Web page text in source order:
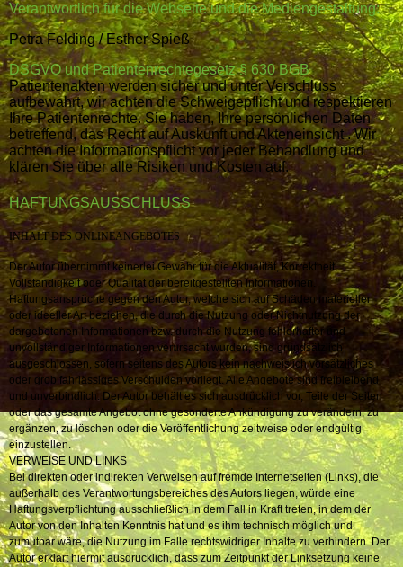
Verantwortlich für die Webseite und die Mediengestaltung:
Petra Felding / Esther Spieß
DSGVO und Patientenrechtegesetz § 630 BGB
Patientenakten werden sicher und unter Verschluss
aufbewahrt, wir achten die Schweigepflicht und respektieren
Ihre Patientenrechte. Sie haben, Ihre persönlichen Daten
betreffend, das Recht auf Auskunft und Akteneinsicht . Wir
achten die Informationspflicht vor jeder Behandlung und
klären Sie über alle Risiken und Kosten auf.
HAFTUNGSAUSSCHLUSS
INHALT DES ONLINEANGEBOTES
Der Autor übernimmt keinerlei Gewähr für die Aktualität, Korrektheit,
Vollständigkeit oder Qualität der bereitgestellten Informationen.
Haftungsansprüche gegen den Autor, welche sich auf Schäden materieller
oder ideeller Art beziehen, die durch die Nutzung oder Nichtnutzung der
dargebotenen Informationen bzw. durch die Nutzung fehlerhafter und
unvollständiger Informationen verursacht wurden, sind grundsätzlich
ausgeschlossen, sofern seitens des Autors kein nachweislich vorsätzliches
oder grob fahrlässiges Verschulden vorliegt. Alle Angebote sind freibleibend
und unverbindlich. Der Autor behält es sich ausdrücklich vor, Teile der Seiten
oder das gesamte Angebot ohne gesonderte Ankündigung zu verändern, zu
ergänzen, zu löschen oder die Veröffentlichung zeitweise oder endgültig
einzustellen.
VERWEISE UND LINKS
Bei direkten oder indirekten Verweisen auf fremde Internetseiten (Links), die
außerhalb des Verantwortungsbereiches des Autors liegen, würde eine
Haftungsverpflichtung ausschließlich in dem Fall in Kraft treten, in dem der
Autor von den Inhalten Kenntnis hat und es ihm technisch möglich und
zumutbar wäre, die Nutzung im Falle rechtswidriger Inhalte zu verhindern. Der
Autor erklärt hiermit ausdrücklich, dass zum Zeitpunkt der Linksetzung keine